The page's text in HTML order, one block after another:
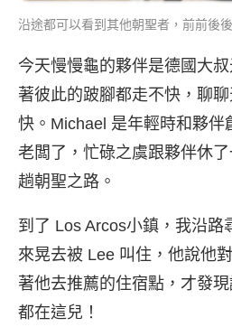
沿途都可以看到其他朝聖者，前前後
今天慢慢龜的夥伴是德國大
著彼此的跛腳都走不快，聊
快。Michael 是年輕時和夥伴
老闆了，忙碌之虞跟夥伴休
趟朝聖之路。
到了 Los Arcos小鎮，我沿路
來晃去被 Lee 叫住，他說他
著他去推薦的住宿點，才發
都在這兒！